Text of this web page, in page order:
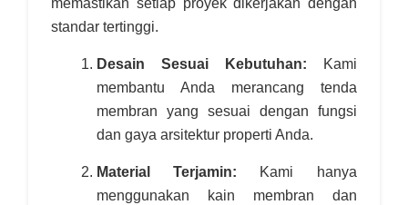
standar tertinggi.
Desain Sesuai Kebutuhan: Kami
membantu Anda merancang tenda
membran yang sesuai dengan fungsi
dan gaya arsitektur properti Anda.
Material Terjamin: Kami hanya
menggunakan kain membran dan